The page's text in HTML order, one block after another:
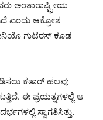
ಅಂತಾರಾಷ್ಟ್ರೀಯ
ಎಂದು ಆಕ್ರೋಶ
ಗುಟೆರಸ್ ಕೂಡ
ಕತಾರ್ ಹಲವು
ಈ ಪ್ರಯತ್ನಗಳಲ್ಲಿ ಆ
ಸ್ವಾಗತಿಸಿತ್ತು.